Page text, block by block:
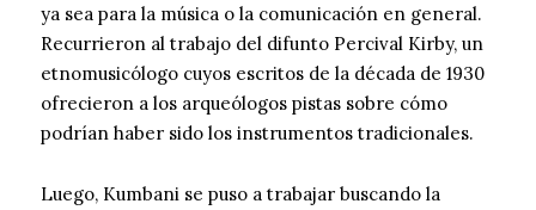
ya sea para la música o la comunicación en general.
Recurrieron al trabajo del difunto Percival Kirby, un
etnomusicólogo cuyos escritos de la década de 1930
ofrecieron a los arqueólogos pistas sobre cómo
podrían haber sido los instrumentos tradicionales.
Luego, Kumbani se puso a trabajar buscando la